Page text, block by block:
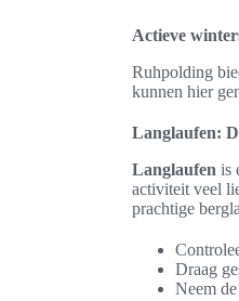
Actieve
Ruhpolding
kunnen hier
Langlaufen:
Langlaufen is
activiteit veel
prachtige
Draag
Neem